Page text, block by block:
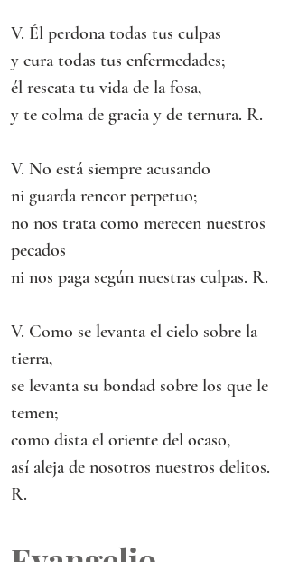
V. Él perdona todas tus culpas
y cura todas tus enfermedades;
él rescata tu vida de la fosa,
y te colma de gracia y de ternura. R.
V. No está siempre acusando
ni guarda rencor perpetuo;
no nos trata como merecen nuestros
pecados
ni nos paga según nuestras culpas. R.
V. Como se levanta el cielo sobre la
tierra,
se levanta su bondad sobre los que le
temen;
como dista el oriente del ocaso,
así aleja de nosotros nuestros delitos.
R.